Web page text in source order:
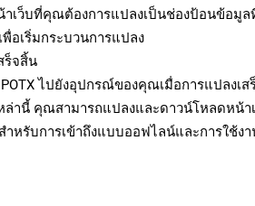
าเว็บที่คุณต้องการแปลงเป็นช่องป้อนข้อมู
พื่อเริ่มกระบวนการแปลง
ร็จสิ้น
ไปยังอุปกรณ์ของคุณเมื่อการแปลงเส
านี้ คุณสามารถแปลงและดาวน์โหลดหน้า
ำหรับการเข้าถึงแบบออฟไลน์และการใช้ง